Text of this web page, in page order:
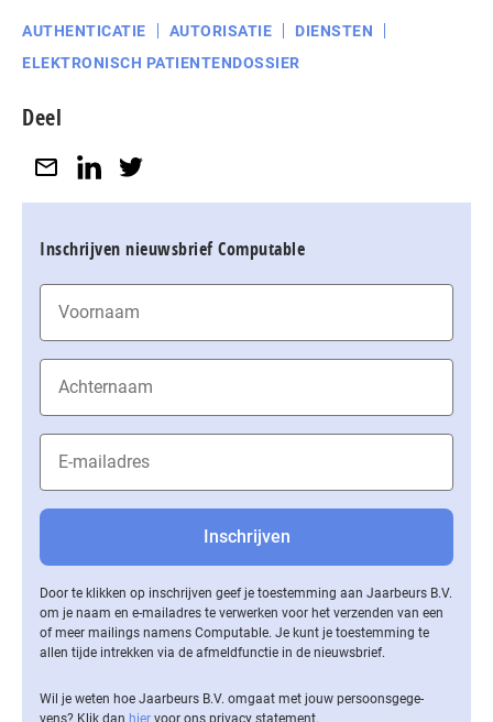
AUTHENTICATIE AUTORISATIE
DIENSTEN
ELEKTRONISCH PATIENTENDOSSIER
Deel
Inschrijven nieuwsbrief Computable
Door te klikken op inschrijven geef je toestemming aan Jaarbeurs B.V.
om je naam en e-mailadres te verwerken voor het verzenden van een
of meer mailings namens Computable. Je kunt je toestemming te
allen tijde intrekken via de af­meld­func­tie in de nieuwsbrief.
Wil je weten hoe Jaarbeurs B.V. omgaat met jouw per­soons­ge­ge­
vens? Klik dan hier voor ons privacy statement.